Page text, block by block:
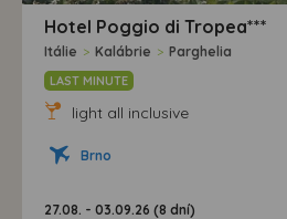
Hotel Poggio di Tropea***
Itálie > Kalábrie > Parghelia
LAST MINUTE
light all inclusive
Brno
27.08. - 03.09.26 (8 dní)